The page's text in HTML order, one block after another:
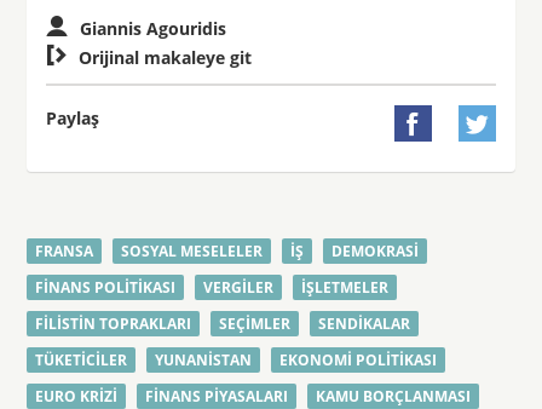
Giannis Agouridis
 Orijinal makaleye git
Paylaş  
FRANSA SOSYAL MESELELER İŞ
DEMOKRASI
FINANS POLITIKASI
VERGILER
İŞLETMELER
FILISTIN TOPRAKLARI
SEÇIMLER
SENDIKALAR
TÜKETICILER
YUNANISTAN
EKONOMI POLITIKASI
EURO KRIZI
FINANS PIYASALARI
KAMU BORÇLANMASI